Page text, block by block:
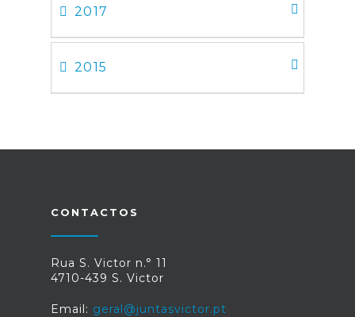
2017
2015
CONTACTOS
Rua S. Victor n.° 11
4710-439 S. Victor
Email: geral@juntasvictor.pt